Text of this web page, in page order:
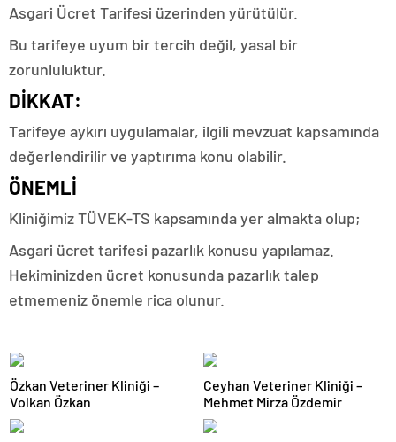
Asgari Ücret Tarifesi üzerinden yürütülür.
Bu tarifeye uyum bir tercih değil, yasal bir
zorunluluktur.
DİKKAT:
Tarifeye aykırı uygulamalar, ilgili mevzuat kapsamında
değerlendirilir ve yaptırıma konu olabilir.
ÖNEMLİ
Kliniğimiz TÜVEK-TS kapsamında yer almakta olup;
Asgari ücret tarifesi pazarlık konusu yapılamaz.
Hekiminizden ücret konusunda pazarlık talep
etmemeniz önemle rica olunur.
Özkan Veteriner Kliniği –
Volkan Özkan
Ceyhan Veteriner Kliniği –
Mehmet Mirza Özdemir